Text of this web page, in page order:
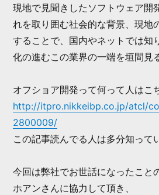
現地で見聞きしたソフトウェア開
れを取り囲む社会的な背景、現地
することで、国内やネットでは知
化の進むこの業界の一端を垣間見
オフショア開発って何って人はこ
http://itpro.nikkeibp.co.jp/atcl/
2800009/
この記事読んでる人は多分知って
今回は弊社でお世話になったこと
ホアンさんに協力して頂き、